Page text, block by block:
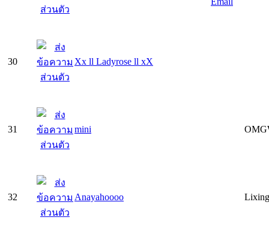
30 Xx ll Ladyrose ll xX
31 mini
32 Anayahoooo